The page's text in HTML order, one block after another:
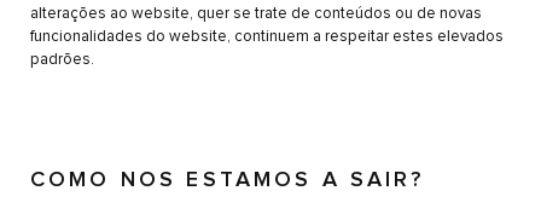
alterações ao website, quer se trate de conteúdos ou de novas
funcionalidades do website, continuem a respeitar estes elevados
padrões.
COMO NOS ESTAMOS A SAIR?